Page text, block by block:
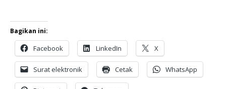
Bagikan ini:
Facebook LinkedIn X
Surat elektronik Cetak WhatsApp